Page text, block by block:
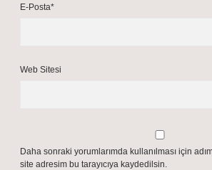
E-Posta*
Web Sitesi
Daha sonraki yorumlarımda kullanılması için
site adresim bu tarayıcıya kaydedilsin.